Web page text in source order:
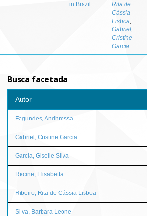
in Brazil
Rita de
Cássia
Lisboa;
Gabriel,
Cristine
Garcia
Busca facetada
Autor
Fagundes, Andhressa
Gabriel, Cristine Garcia
Garcia, Giselle Silva
Recine, Elisabetta
Ribeiro, Rita de Cássia Lisboa
Silva, Barbara Leone